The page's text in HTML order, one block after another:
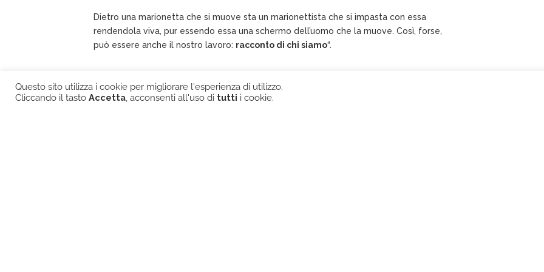
Dietro una marionetta che si muove sta un marionettista che si impasta con essa
rendendola viva, pur essendo essa una schermo dell’uomo che la muove. Così, forse,
può essere anche il nostro lavoro: racconto di chi siamo“.
Questo sito utilizza i cookie per migliorare l'esperienza di utilizzo.
Cliccando il tasto Accetta , acconsenti all'uso di tutti i cookie.